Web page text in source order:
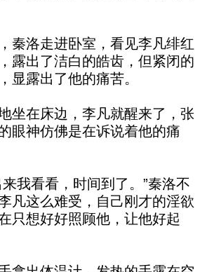
走进卧室，看见李凡绯红
露出了洁白的皓齿，但紧闭的
显露出了他的痛苦。
床边，李凡就醒来了，张
眼神仿佛是在诉说着他的痛
看，时间到了。”秦洛不
凡这么难受，自己刚才的淫欲
只想好好照顾他，让他好起